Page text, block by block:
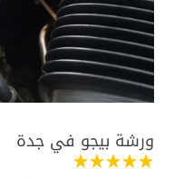
ورشة بيجو في جدة